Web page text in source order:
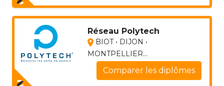
Réseau Polytech
BIOT • DIJON •
MONTPELLIER...
Comparer les diplômes